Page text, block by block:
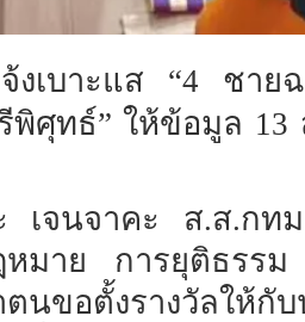
งเบาะแส “4
ชาย
พิศุทธ์” ให้ข้อมูล 13
เจนจาคะ ส.ส.กท
มาย การยุติธรรม
ตนขอตั้งรางวัลให้กั